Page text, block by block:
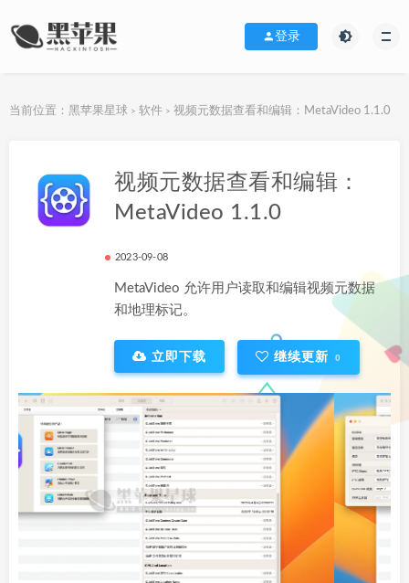
登录
当前位置： 黑苹果星球 > 软件 > 视频元数据查看和编辑：MetaVideo 1.1.0
视频元数据查看和编辑：
MetaVideo 1.1.0
2023-09-08
MetaVideo 允许用户读取和编辑视频元数据
和地理标记。
立即下载 继续更新 0